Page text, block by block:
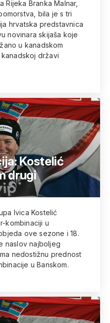
Rijeka Branka Malnar,
bila je s tri
hrvatska predstavnica
novinara skijaša koje
u kanadskom
kanadskoj državi
Kostelić
drugi
Ivica Kostelić
kombinaciji u
ove sezone i 18.
naslov najboljeg
nedostižnu prednost
u Banskom.